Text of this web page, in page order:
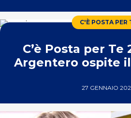
C'È POSTA PER
C’è Posta per Te
Argentero ospite
27 GENNAIO